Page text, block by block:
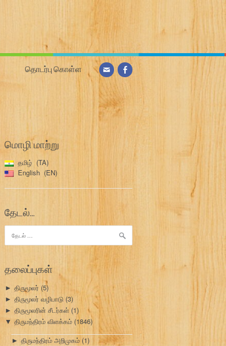
தொடர்பு கொள்ள
மொழி மாற்று
தமிழ்
TA
English
EN
தேடல்…
தேடு:
தலைப்புகள்
► திருமூலர் (5)
► திருமூலர் வழிபாடு (3)
► திருமூலரின் சீடர்கள் (1)
▼ திருமந்திரம் விளக்கம் (1846)
► திருமந்திரம் அறிமுகம் (1)